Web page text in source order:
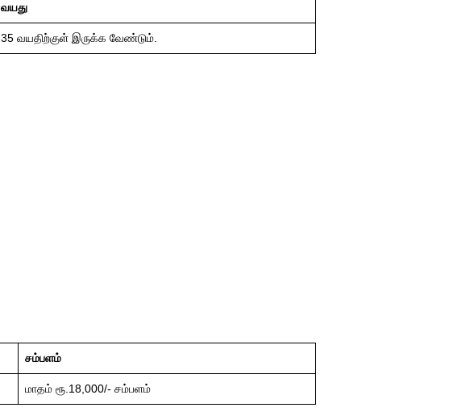
வயது
35 வயதிற்குள் இருக்க வேண்டும்.
சம்பளம்
மாதம் ரூ.18,000/- சம்பளம்